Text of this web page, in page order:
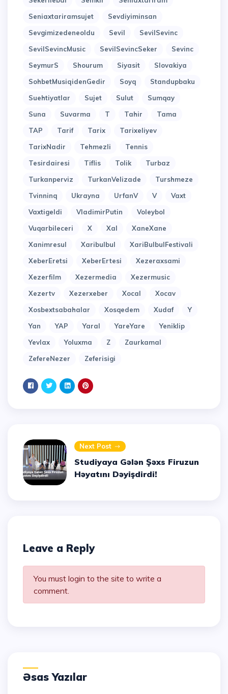
Seniaxtariramsujet
Sevdiyiminsan
Sevgimizedeneoldu
Sevil
SevilSevinc
SevilSevincMusic
SevilSevincSeker
Sevinc
SeymurS
Shourum Siyasit
Slovakiya
SohbetMusiqidenGedir
Soyq
Standupbaku
Suehtiyatlar
Sujet Sulut
Sumqay
Suna
Suvarma T Tahir
Tama
TAP
Tarif Tarix
Tarixeliyev
TarixNadir
Tehmezli
Tennis
Tesirdairesi
Tiflis Tolik
Turbaz
Turkanperviz
TurkanVelizade
Turshmeze
Tvinninq
Ukrayna UrfanV V
Vaxt
Vaxtigeldi
VladimirPutin
Voleybol
Vuqarbileceri
X Xal
XaneXane
Xanimresul
Xaribulbul
XariBulbulFestivali
XeberEretsi
XeberErtesi
Xezeraxsami
Xezerfilm
Xezermedia
Xezermusic
Xezertv
Xezerxeber Xocal
Xocav
Xosbextsabahalar
Xosqedem Xudaf
Y
Yan
YAP Yaral YareYare
Yeniklip
Yevlax
Yoluxma Z
Zaurkamal
ZefereNezer
Zeferisigi
Next Post
Studiyaya Gələn Şəxs Firuzun
Həyatını Dəyişdirdi!
Leave a Reply
You must login to the site to write a
comment.
Əsas Yazılar